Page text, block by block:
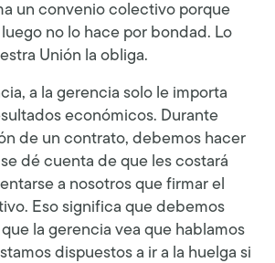
un convenio colectivo porque
no lo hace por bondad. Lo
Unión la obliga.
a la gerencia solo le importa
económicos. Durante
de un contrato, debemos hacer
dé cuenta de que les costará
a nosotros que firmar el
Eso significa que debemos
la gerencia vea que hablamos
dispuestos a ir a la huelga si